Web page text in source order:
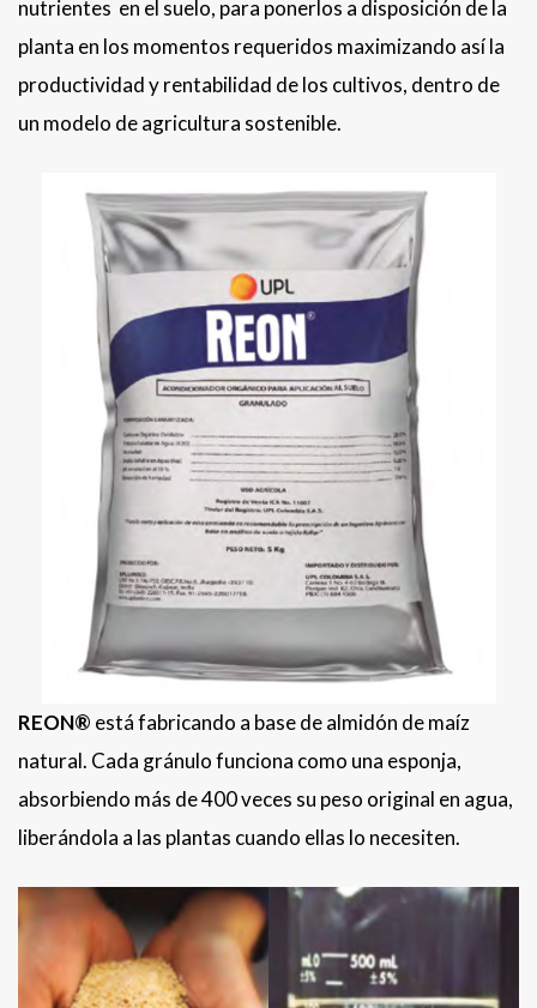
nutrientes en el suelo, para ponerlos a disposición de la
planta en los momentos requeridos maximizando así la
productividad y rentabilidad de los cultivos, dentro de
un modelo de agricultura sostenible.
REON® está fabricando a base de almidón de maíz
natural. Cada gránulo funciona como una esponja,
absorbiendo más de 400 veces su peso original en agua,
liberándola a las plantas cuando ellas lo necesiten.